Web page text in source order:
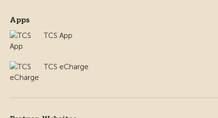
Apps
TCS App
TCS eCharge